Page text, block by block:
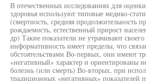
В отечественных исследованиях для
здоровья используют типовые медико-
(смертность, средняя продолжительность
рождаемость, естественный прирост
др) Такие показатели не утрачивают
информативность имеет пределы, что
обстоятельствами Во-первых, они имеют
«негативный» характер и ориентированы
болезнь (или смерть) Во-вторых, при
традиционных «негативных» показателей